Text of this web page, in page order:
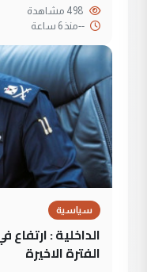
--منذ 6 ساعة
سياسية
الداخلية :
الفترة الاخيرة